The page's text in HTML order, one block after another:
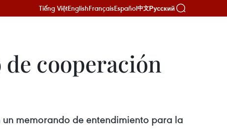
Tiếng ViệtEnglishFrançaisEspañol中文Русский
cooperación
memorando de entendimiento para la